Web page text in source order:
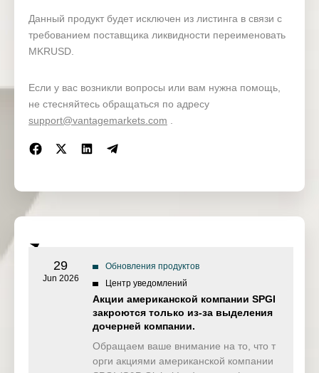
Данный продукт будет исключен из листинга в связи с
требованием поставщика ликвидности переименовать
MKRUSD.
Если у вас возникли вопросы или вам нужна помощь,
не стесняйтесь обращаться по адресу
support@vantagemarkets.com
29
Jun 2026
Обновления продуктов
Центр уведомлений
Акции американской компании SPGI
закроются только из-за выделения
дочерней компании.
Обращаем ваше внимание на то, что т
орги акциями американской компании